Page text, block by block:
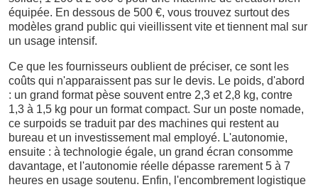
équipée. En dessous de 500 €, vous trouvez surtout des
modèles grand public qui vieillissent vite et tiennent mal sur
un usage intensif.
Ce que les fournisseurs oublient de préciser, ce sont les
coûts qui n'apparaissent pas sur le devis. Le poids, d'abord
: un grand format pèse souvent entre 2,3 et 2,8 kg, contre
1,3 à 1,5 kg pour un format compact. Sur un poste nomade,
ce surpoids se traduit par des machines qui restent au
bureau et un investissement mal employé. L'autonomie,
ensuite : à technologie égale, un grand écran consomme
davantage, et l'autonomie réelle dépasse rarement 5 à 7
heures en usage soutenu. Enfin, l'encombrement logistique